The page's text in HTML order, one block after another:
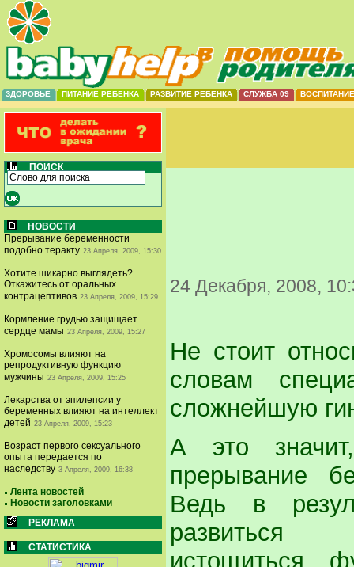
ЗДОРОВЬЕ ПИТАНИЕ РЕБЕНКА РАЗВИТИЕ РЕБЕНКА СЛУЖБА 09 ВОСПИТАНИЕ
ПОИСК
НОВОСТИ
Прерывание беременности
подобно теракту 23 Апреля, 2009, 15:30
Хотите шикарно выглядеть?
Откажитесь от оральных
контрацептивов 23 Апреля, 2009, 15:29
Кормление грудью защищает
сердце мамы 23 Апреля, 2009, 15:27
Хромосомы влияют на
репродуктивную функцию
мужчины 23 Апреля, 2009, 15:25
Лекарства от эпилепсии у
беременных влияют на интеллект
детей 23 Апреля, 2009, 15:23
Возраст первого сексуального
опыта передается по
наследству 3 Апреля, 2009, 16:38
Лента новостей
Новости заголовками
РЕКЛАМА
СТАТИСТИКА
24 Декабря, 2008,
Не стоит
словам
сложнейшую
А это
прерывание
Ведь в
развиться
истощиться